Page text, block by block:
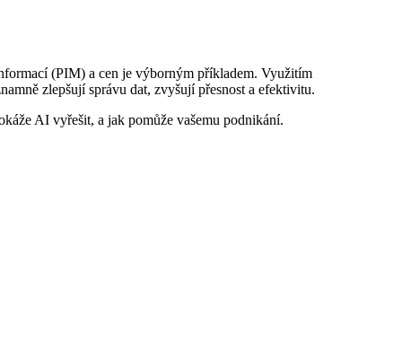
(PIM) a cen je výborným příkladem. Využitím
zlepšují správu dat, zvyšují přesnost a efektivitu.
AI vyřešit, a jak pomůže vašemu podnikání.